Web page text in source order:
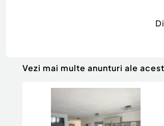
Vezi mai multe anunturi ale